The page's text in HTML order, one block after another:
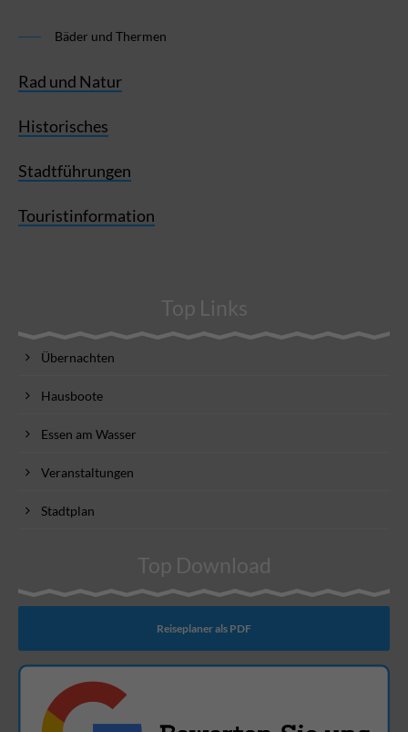
Bäder und Thermen
Rad und Natur
Historisches
Stadtführungen
Touristinformation
Top Links
Übernachten
Hausboote
Essen am Wasser
Veranstaltungen
Stadtplan
Top Download
Reiseplaner als PDF